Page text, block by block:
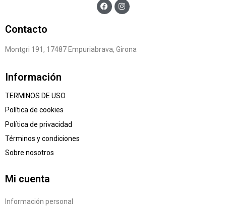
Contacto
Montgri 191, 17487 Empuriabrava, Girona
Información
TERMINOS DE USO
Política de cookies
Política de privacidad
Términos y condiciones
Sobre nosotros
Mi cuenta
Información personal